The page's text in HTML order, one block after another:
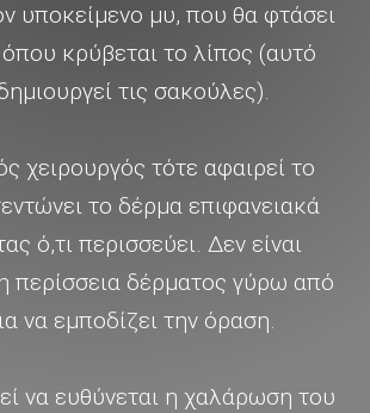
υποκείμενο μυ, που θα φτάσει
κρύβεται το λίπος (αυτό
τις σακούλες).
χειρουργός τότε αφαιρεί το
το δέρμα επιφανειακά
ό,τι περισσεύει. Δεν είναι
περίσσεια δέρματος γύρω από
να εμποδίζει την όραση.
να ευθύνεται η χαλάρωση του